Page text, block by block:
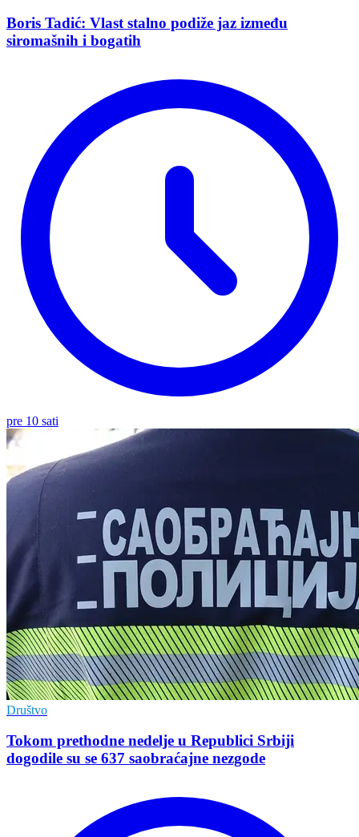
Boris Tadić: Vlast stalno podiže jaz između
siromašnih i bogatih
pre 10 sati
Društvo
Tokom prethodne nedelje u Republici Srbiji
dogodile su se 637 saobraćajne nezgode